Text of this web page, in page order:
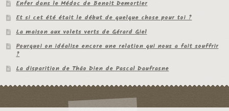
Enfer dans le Médoc de Benoit Demortier
Et si cet été était le début de quelque chose pour toi ?
La maison aux volets verts de Gérard Giel
Pourquoi on idéalise encore une relation qui nous a fait souffrir
?
La disparition de Thâo Dien de Pascal Daufrasne